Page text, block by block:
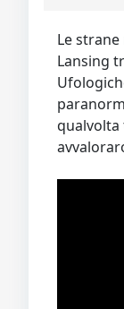
Le
Lansing
qualvolta